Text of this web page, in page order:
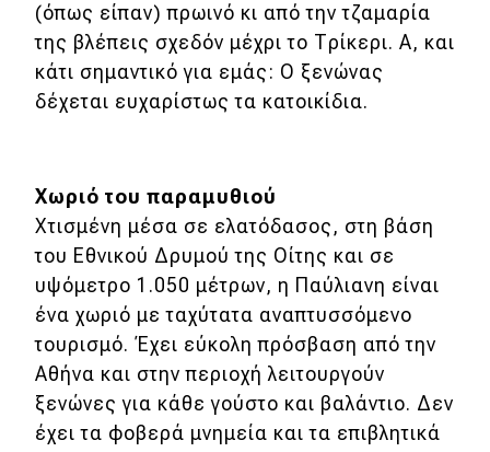
(όπως είπαν) πρωινό κι από την τζαμαρία
της βλέπεις σχεδόν μέχρι το Τρίκερι. Α, και
κάτι σημαντικό για εμάς: Ο ξενώνας
δέχεται ευχαρίστως τα κατοικίδια.
Χωριό του παραμυθιού
Χτισμένη μέσα σε ελατόδασος, στη βάση
του Εθνικού Δρυμού της Οίτης και σε
υψόμετρο 1.050 μέτρων, η Παύλιανη είναι
ένα χωριό με ταχύτατα αναπτυσσόμενο
τουρισμό. Έχει εύκολη πρόσβαση από την
Αθήνα και στην περιοχή λειτουργούν
ξενώνες για κάθε γούστο και βαλάντιο. Δεν
έχει τα φοβερά μνημεία και τα επιβλητικά